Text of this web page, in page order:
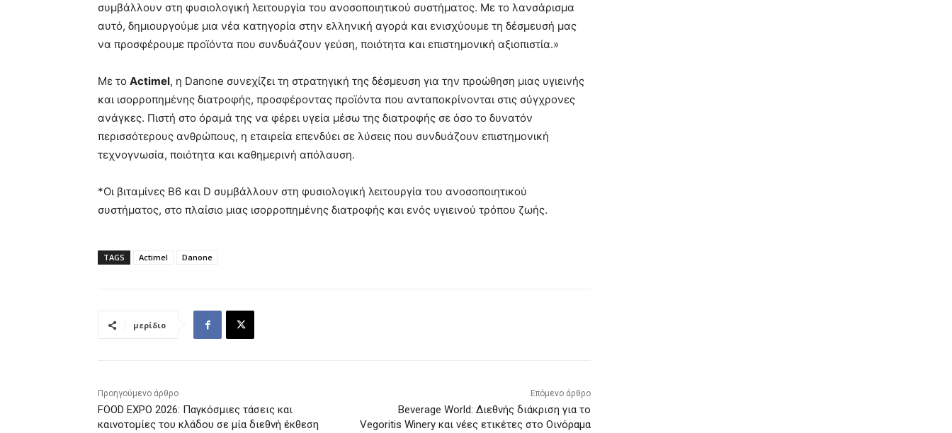
συμβάλλουν στη φυσιολογική λειτουργία του ανοσοποιητικού συστήματος. Με το λανσάρισμα
αυτό, δημιουργούμε μια νέα κατηγορία στην ελληνική αγορά και ενισχύουμε τη δέσμευσή μας
να προσφέρουμε προϊόντα που συνδυάζουν γεύση, ποιότητα και επιστημονική αξιοπιστία.»
Με το Actimel, η Danone συνεχίζει τη στρατηγική της δέσμευση για την προώθηση μιας υγιεινής
και ισορροπημένης διατροφής, προσφέροντας προϊόντα που ανταποκρίνονται στις σύγχρονες
ανάγκες. Πιστή στο όραμά της να φέρει υγεία μέσω της διατροφής σε όσο το δυνατόν
περισσότερους ανθρώπους, η εταιρεία επενδύει σε λύσεις που συνδυάζουν επιστημονική
τεχνογνωσία, ποιότητα και καθημερινή απόλαυση.
*Οι βιταμίνες B6 και D συμβάλλουν στη φυσιολογική λειτουργία του ανοσοποιητικού
συστήματος, στο πλαίσιο μιας ισορροπημένης διατροφής και ενός υγιεινού τρόπου ζωής.
TAGS Actimel Danone
μερίδιο
Προηγούμενο άρθρο
FOOD EXPO 2026: Παγκόσμιες τάσεις και
καινοτομίες του κλάδου σε μία διεθνή έκθεση
Επόμενο άρθρο
Beverage World: Διεθνής διάκριση για το
Vegoritis Winery και νέες ετικέτες στο Οινόραμα